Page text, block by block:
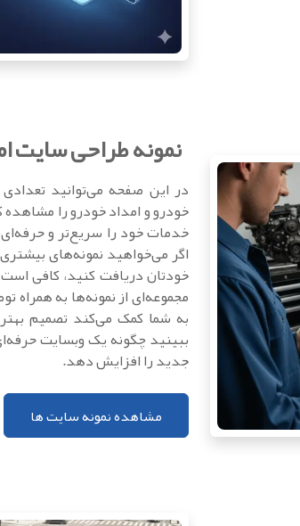
نمونه طراحی سایت
در این صفحه می‌توانید
خودرو و امداد خودرو را
خدمات خود را سریع‌تر و
اگر می‌خواهید نمونه‌های
خودتان دریافت کنید، کافی
مجموعه‌ای از نمونه‌ها به همراه
به شما کمک می‌کند تصمیم
ببینید چگونه یک وبسایت
جدید را افزایش دهد.
مشاهده نمونه سایت ها